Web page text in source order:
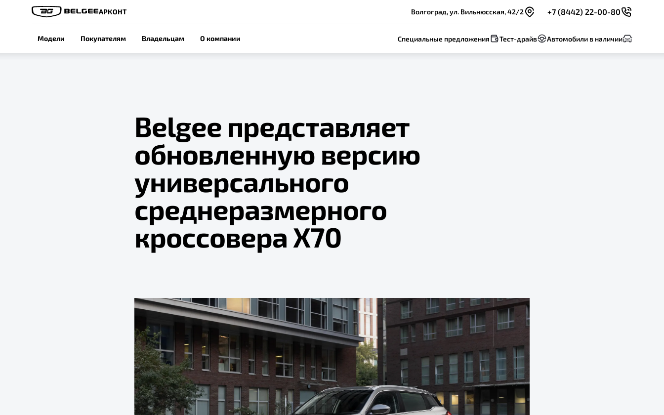
АРКОНТ Волгоград, ул. Вильнюсская, 42/2 +7 (8442) 22-00-80
Модели Покупателям Владельцам О компании Специальные предложения Тест-драйв Автомобили в наличии
Belgee представляет
обновленную версию
универсального
среднеразмерного
кроссовера X70